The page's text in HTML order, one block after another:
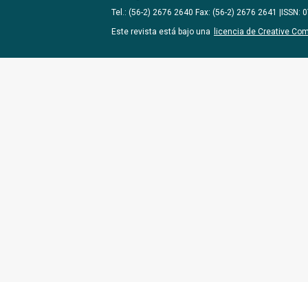
Tel.: (56-2) 2676 2640 Fax: (56-2) 2676 2641 |ISSN:
Este revista está bajo una
licencia de Creative